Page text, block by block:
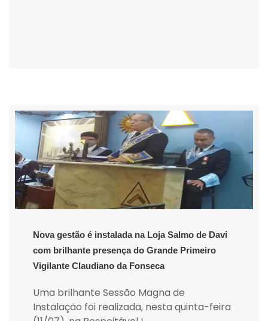
Nova gestão é instalada na Loja Salmo de Davi
com brilhante presença do Grande Primeiro
Vigilante Claudiano da Fonseca
Uma brilhante Sessão Magna de
Instalação foi realizada, nesta quinta-feira